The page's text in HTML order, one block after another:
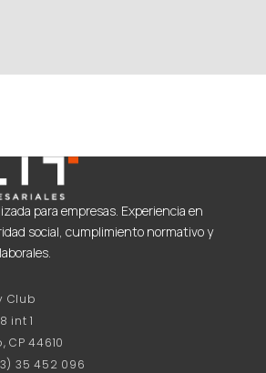
para empresas. Experiencia en
social, cumplimiento normativo y
Club
int 1
CP 44610
35 452 096